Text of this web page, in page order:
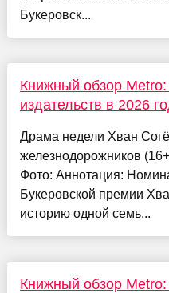
Букеровск...
Книжный обзор Metro:
издательств в 2026
Драма недели Хван
железнодорожников
Фото: Аннотация:
Букеровской премии
историю одной семь...
Книжный обзор Metro: